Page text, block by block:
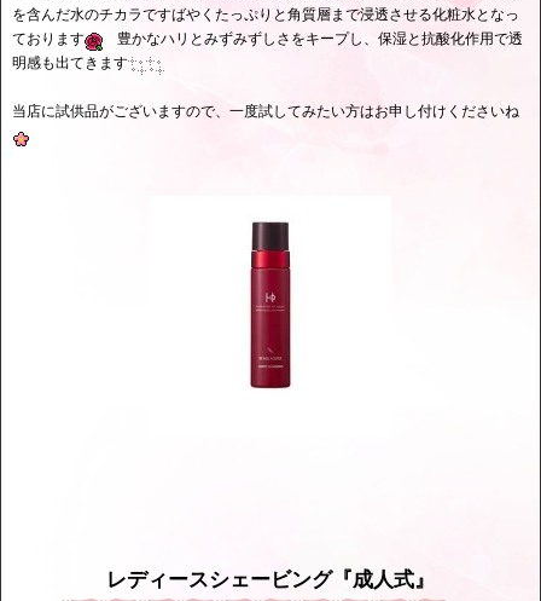
を含んだ水のチカラですばやくたっぷりと角質層まで浸透させる化粧水となっ
ております
豊かなハリとみずみずしさをキープし、保湿と抗酸化作用で透
明感も出てきます
当店に試供品がございますので、一度試してみたい方はお申し付けくださいね
レディースシェービング『成人式』